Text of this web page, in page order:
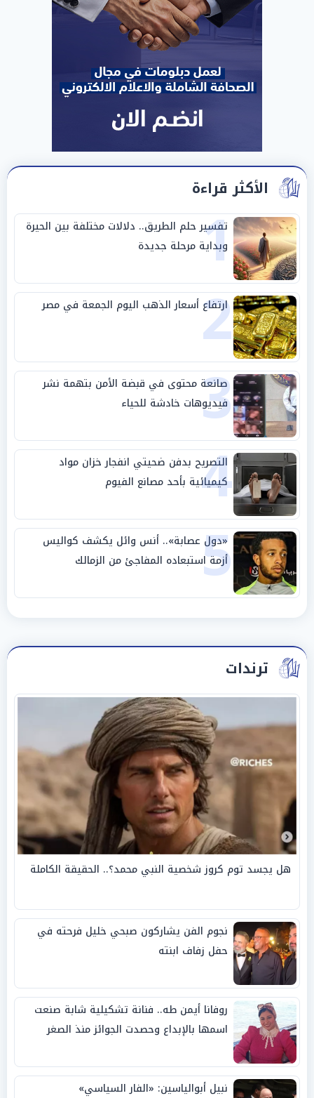
الأكثر قراءة
1
تفسير حلم الطريق.. دلالات مختلفة بين الحيرة
وبداية مرحلة جديدة
2
ارتفاع أسعار الذهب اليوم الجمعة في مصر
3
صانعة محتوى في قبضة الأمن بتهمة نشر
فيديوهات خادشة للحياء
4
التصريح بدفن ضحيتي انفجار خزان مواد
كيميائية بأحد مصانع الفيوم
5
«دول عصابة».. أنس وائل يكشف كواليس
أزمة استبعاده المفاجئ من الزمالك
ترندات
هل يجسد توم كروز شخصية النبي محمد؟.. الحقيقة الكاملة
نجوم الفن يشاركون صبحي خليل فرحته في
حفل زفاف ابنته
روفانا أيمن طه.. فنانة تشكيلية شابة صنعت
اسمها بالإبداع وحصدت الجوائز منذ الصغر
نبيل أبوالياسين: «الفار السياسي»